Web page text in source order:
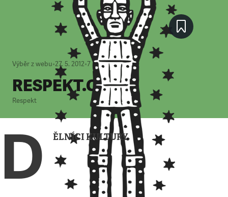
Výběr z webu•27. 5. 2012•7minut
RESPEKT.CZ
Respekt
D ĚLNÍCI KULTURY